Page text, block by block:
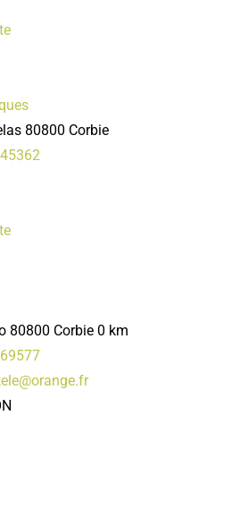
80800 Corbie
80800 Corbie 0 km